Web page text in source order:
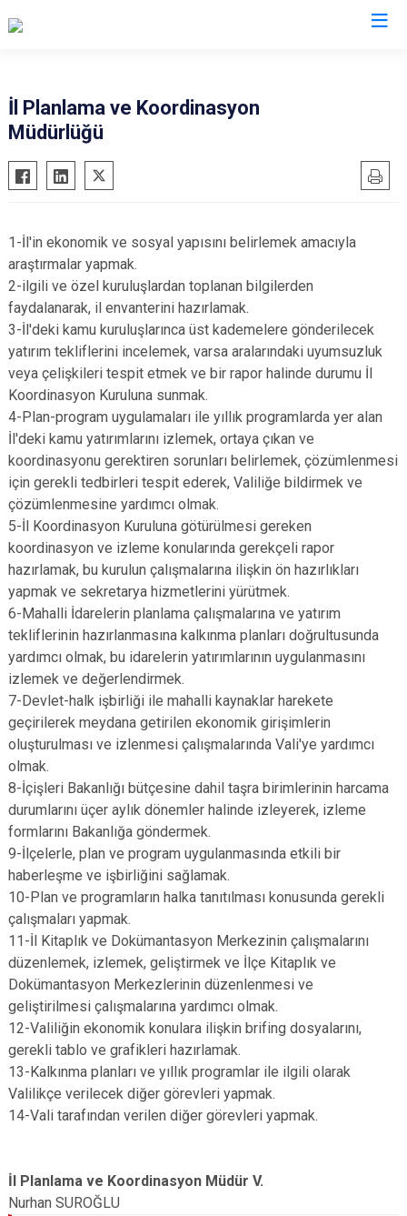
İl Planlama ve Koordinasyon
Müdürlüğü
1-İl'in ekonomik ve sosyal yapısını belirlemek amacıyla
araştırmalar yapmak.
2-ilgili ve özel kuruluşlardan toplanan bilgilerden
faydalanarak, il envanterini hazırlamak.
3-İl'deki kamu kuruluşlarınca üst kademelere gönderilecek
yatırım tekliflerini incelemek, varsa aralarındaki uyumsuzluk
veya çelişkileri tespit etmek ve bir rapor halinde durumu İl
Koordinasyon Kuruluna sunmak.
4-Plan-program uygulamaları ile yıllık programlarda yer alan
İl'deki kamu yatırımlarını izlemek, ortaya çıkan ve
koordinasyonu gerektiren sorunları belirlemek, çözümlenmesi
için gerekli tedbirleri tespit ederek, Valiliğe bildirmek ve
çözümlenmesine yardımcı olmak.
5-İl Koordinasyon Kuruluna götürülmesi gereken
koordinasyon ve izleme konularında gerekçeli rapor
hazırlamak, bu kurulun çalışmalarına ilişkin ön hazırlıkları
yapmak ve sekretarya hizmetlerini yürütmek.
6-Mahalli İdarelerin planlama çalışmalarına ve yatırım
tekliflerinin hazırlanmasına kalkınma planları doğrultusunda
yardımcı olmak, bu idarelerin yatırımlarının uygulanmasını
izlemek ve değerlendirmek.
7-Devlet-halk işbirliği ile mahalli kaynaklar harekete
geçirilerek meydana getirilen ekonomik girişimlerin
oluşturulması ve izlenmesi çalışmalarında Vali'ye yardımcı
olmak.
8-İçişleri Bakanlığı bütçesine dahil taşra birimlerinin harcama
durumlarını üçer aylık dönemler halinde izleyerek, izleme
formlarını Bakanlığa göndermek.
9-İlçelerle, plan ve program uygulanmasında etkili bir
haberleşme ve işbirliğini sağlamak.
10-Plan ve programların halka tanıtılması konusunda gerekli
çalışmaları yapmak.
11-İl Kitaplık ve Dokümantasyon Merkezinin çalışmalarını
düzenlemek, izlemek, geliştirmek ve İlçe Kitaplık ve
Dokümantasyon Merkezlerinin düzenlenmesi ve
geliştirilmesi çalışmalarına yardımcı olmak.
12-Valiliğin ekonomik konulara ilişkin brifing dosyalarını,
gerekli tablo ve grafikleri hazırlamak.
13-Kalkınma planları ve yıllık programlar ile ilgili olarak
Valilikçe verilecek diğer görevleri yapmak.
14-Vali tarafından verilen diğer görevleri yapmak.
İl Planlama ve Koordinasyon Müdür V.
Nurhan SUROĞLU